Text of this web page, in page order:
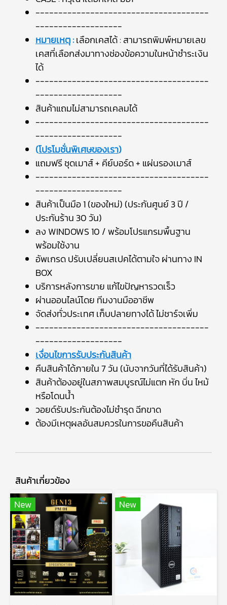
--------------------------------------
-------------------
หมายเหตุ:เลือกเคสได้ : สามารถพิมพ์หมายเลข
เคสที่เลือกส่งมาทางช่องข้อความในหน้าชำระเงิน
ได้
--------------------------------------
-------------------
สินค้าแถมไม่สามารถเคลมได้
--------------------------------------
-------------------
(โปรโมชั่นพิเศษของเรา)
แถมฟรี ชุดเมาส์ + คีย์บอร์ด + แผ่นรองเมาส์
--------------------------------------
-------------------
สินค้าเป็นมือ 1 (ของใหม่) (ประกันศูนย์ 3 ปี /
ประกันร้าน 30 วัน)
ลง WINDOWS 10 / พร้อมโปรแกรมพื้นฐาน
พร้อมใช้งาน
อัพเกรด ปรับเปลี่ยนสเปคได้ตามใจ ผ่านทาง IN
BOX
บริการหลังการขาย แก้ไขปัญหารวดเร็ว
ผ่านออนไลน์โดย ทีมงานมืออาชีพ
จัดส่งทั่วประเทศ เก็บปลายทางได้ ไม่ชาร์จเพิ่ม
--------------------------------------
-------------------
เงื่อนไขการรับประกันสินค้า
คืนสินค้าได้ภายใน 7 วัน (นับจากวันที่ได้รับสินค้า)
สินค้าต้องอยู่ในสภาพสมบูรณ์ไม่แตก หัก บิ่น ไหม้
หรือโดนน้ำ
วอยด์รับประกันต้องไม่ชำรุด ฉีกขาด
ต้องมีเหตุผลอันสมควรในการขอคืนสินค้า
สินค้าเกี่ยวข้อง
New
New